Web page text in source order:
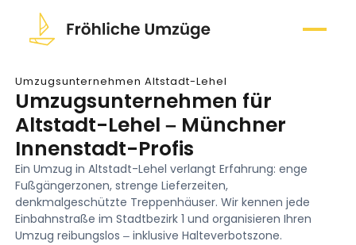
Umzugsunternehmen Altstadt-Lehel
Umzugsunternehmen für
Altstadt-Lehel – Münchner
Innenstadt-Profis
Ein Umzug in Altstadt-Lehel verlangt Erfahrung: enge
Fußgängerzonen, strenge Lieferzeiten,
denkmalgeschützte Treppenhäuser. Wir kennen jede
Einbahnstraße im Stadtbezirk 1 und organisieren Ihren
Umzug reibungslos – inklusive Halteverbotszone.